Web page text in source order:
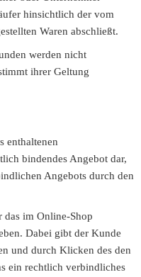
hinsichtlich der vom
Waren abschließt.
werden nicht
ihrer Geltung
enthaltenen
bindendes Angebot dar,
Angebots durch den
das im Online-Shop
Dabei gibt der Kunde
und durch Klicken des den
ein rechtlich verbindliches